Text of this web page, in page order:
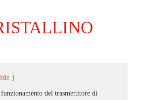
]
del trasmettitore di